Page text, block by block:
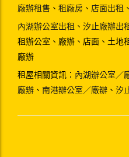
廠辦租售 、 租廠房 、 店面出租
內湖辦公室出租 、 汐止廠辦出
租辦公室、廠辦、店面、土地
廠辦
租屋相關資訊： 內湖辦公室／
廠辦 、 南港辦公室／廠辦 、 汐